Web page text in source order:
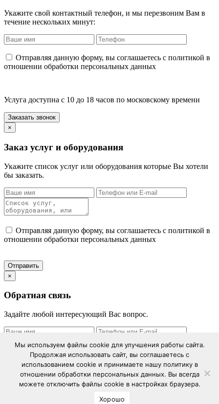
Мы используем файлы cookie для улучшения работы сайта.
Продолжая использовать сайт, вы соглашаетесь с
использованием cookie и принимаете нашу политику в
отношении обработки персональных данных. Вы всегда
можете отключить файлы cookie в настройках браузера.
Хорошо
Укажите свой контактный телефон, и мы перезвоним Вам в
течение нескольких минут:
Отправляя данную форму, вы соглашаетесь с политикой в
отношении обработки персональных данных
Услуга доступна с 10 до 18 часов по московскому времени
×
Заказ услуг и оборудования
Укажите список услуг или оборудования которые Вы хотели
бы заказать.
Отправляя данную форму, вы соглашаетесь с политикой в
отношении обработки персональных данных
×
Обратная связь
Задайте любой интересующий Вас вопрос.
Отправляя данную форму, вы соглашаетесь с политикой в
отношении обработки персональных данных